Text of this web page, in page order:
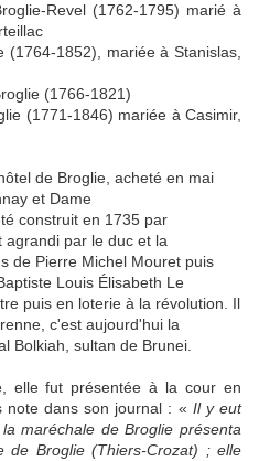
Revel (1762-1795) marié à
1852), mariée à Stanislas,
(1766-1821)
(1771-1846) mariée à Casimir,
de Broglie, acheté en mai
et Dame
construit en 1735 par
agrandi par le duc et la
de Pierre Michel Mouret puis
Louis Élisabeth Le
puis en loterie à la révolution. Il
c'est aujourd'hui la
Bolkiah, sultan de Brunei.
elle fut présentée à la cour en
note dans son journal : « Il y eut
maréchale de Broglie présenta
de Broglie (Thiers-Crozat) ; elle